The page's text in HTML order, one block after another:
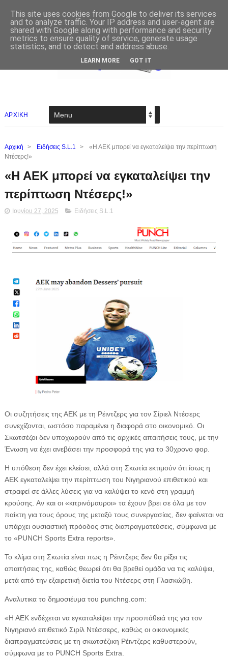
ΑΡΧΙΚΗ
Αρχική > Ειδήσεις S.L.1 >
«Η ΑΕΚ μπορεί να εγκαταλείψει την περίπτωση
Ντέσερς!»
«Η ΑΕΚ μπορεί να εγκαταλείψει την
περίπτωση Ντέσερς!»
Ιουνίου 27, 2025 Ειδήσεις S.L.1
Οι συζητήσεις της ΑΕΚ με τη Ρέιντζερς για τον Σίριελ Ντέσερς
συνεχίζονται, ωστόσο παραμένει η διαφορά στο οικονομικό. Οι
Σκωτσέζοι δεν υποχωρούν από τις αρχικές απαιτήσεις τους, με την
Ένωση να έχει ανεβάσει την προσφορά της για το 30χρονο φορ.
Η υπόθεση δεν έχει κλείσει, αλλά στη Σκωτία εκτιμούν ότι ίσως η
ΑΕΚ εγκαταλείψει την περίπτωση του Νιγηριανού επιθετικού και
στραφεί σε άλλες λύσεις για να καλύψει το κενό στη γραμμή
κρούσης. Αν και οι «κιτρινόμαυροι» τα έχουν βρει σε όλα με τον
παίκτη για τους όρους της μεταξύ τους συνεργασίας, δεν φαίνεται να
υπάρχει ουσιαστική πρόοδος στις διαπραγματεύσεις, σύμφωνα με
το «PUNCH Sports Extra reports».
Το κλίμα στη Σκωτία είναι πως η Ρέιντζερς δεν θα ρίξει τις
απαιτήσεις της, καθώς θεωρεί ότι θα βρεθεί ομάδα να τις καλύψει,
μετά από την εξαιρετική διετία του Ντέσερς στη Γλασκώβη.
Αναλυτικα το δημοσιέυμα του punchng.com:
«Η ΑΕΚ ενδέχεται να εγκαταλείψει την προσπάθειά της για τον
Νιγηριανό επιθετικό Σιρίλ Ντέσσερς, καθώς οι οικονομικές
διαπραγματεύσεις με τη σκωτσέζικη Ρέιντζερς καθυστερούν,
σύμφωνα με το PUNCH Sports Extra.
This site uses cookies from Google to deliver its services
and to analyze traffic. Your IP address and user-agent are
shared with Google along with performance and security
metrics to ensure quality of service, generate usage
statistics, and to detect and address abuse.
LEARN MORE GOT IT